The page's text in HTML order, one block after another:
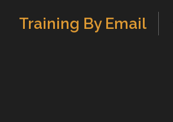
Training By Email